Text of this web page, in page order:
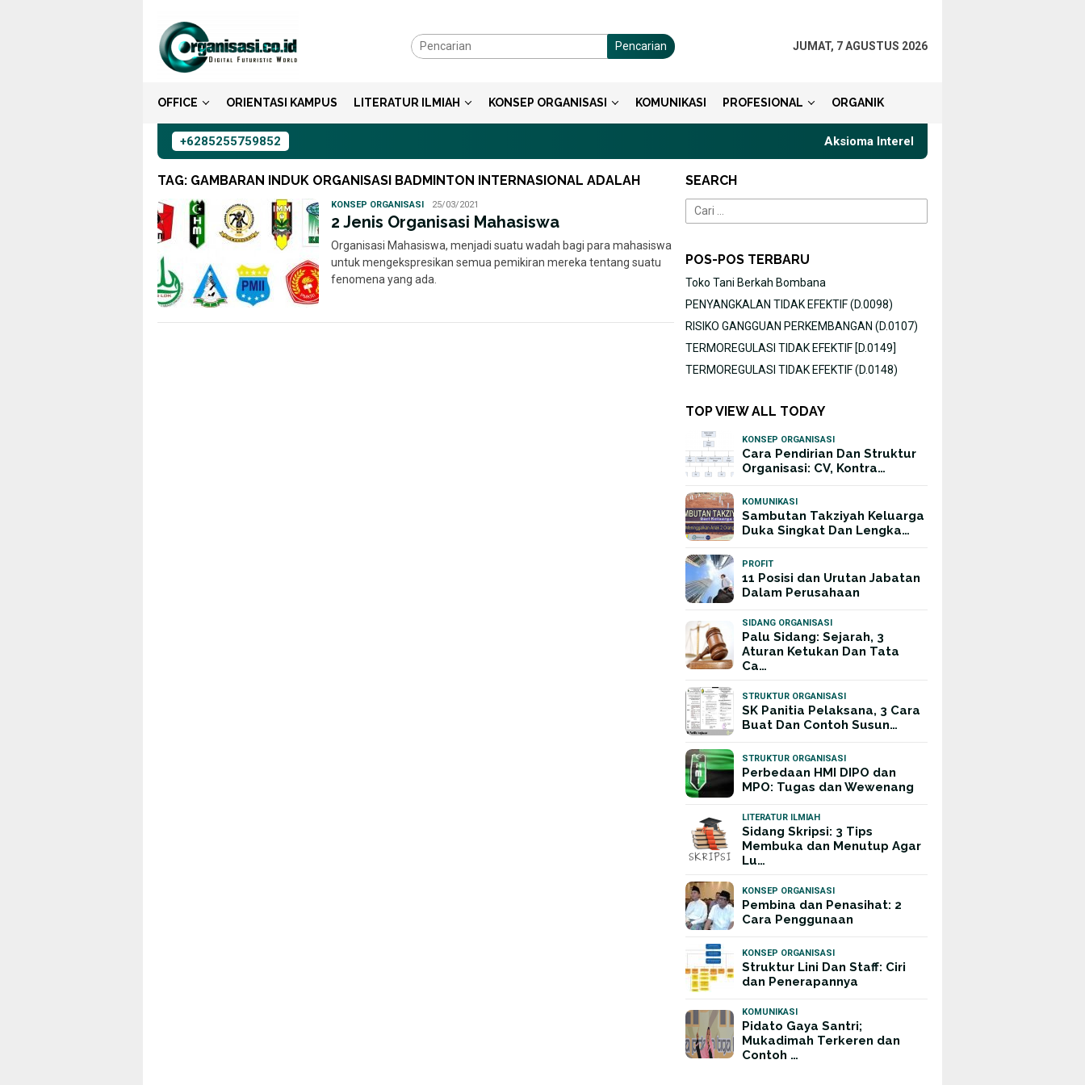
konten
Pencarian JUMAT, 7 AGUSTUS 2026
OFFICE ORIENTASI KAMPUS LITERATUR ILMIAH KONSEP ORGANISASI KOMUNIKASI PROFESIONAL ORGANIK
+6285255759852 Aksioma Interelasi, Belajar Privat Gaya
TAG: GAMBARAN INDUK ORGANISASI BADMINTON INTERNASIONAL ADALAH
KONSEP ORGANISASIAyu25/03/2021
2 Jenis Organisasi Mahasiswa
Organisasi Mahasiswa, menjadi suatu wadah bagi para mahasiswa
untuk mengekspresikan semua pemikiran mereka tentang suatu
fenomena yang ada.
SEARCH
Cari
untuk:
POS-POS TERBARU
Toko Tani Berkah Bombana
PENYANGKALAN TIDAK EFEKTIF (D.0098)
RISIKO GANGGUAN PERKEMBANGAN (D.0107)
TERMOREGULASI TIDAK EFEKTIF [D.0149]
TERMOREGULASI TIDAK EFEKTIF (D.0148)
TOP VIEW ALL TODAY
KONSEP ORGANISASI
Cara Pendirian Dan Struktur
Organisasi: CV, Kontra…
KOMUNIKASI
Sambutan Takziyah Keluarga
Duka Singkat Dan Lengka…
PROFIT
11 Posisi dan Urutan Jabatan
Dalam Perusahaan
SIDANG ORGANISASI
Palu Sidang: Sejarah, 3
Aturan Ketukan Dan Tata
Ca…
STRUKTUR ORGANISASI
SK Panitia Pelaksana, 3 Cara
Buat Dan Contoh Susun…
STRUKTUR ORGANISASI
Perbedaan HMI DIPO dan
MPO: Tugas dan Wewenang
LITERATUR ILMIAH
Sidang Skripsi: 3 Tips
Membuka dan Menutup Agar
Lu…
KONSEP ORGANISASI
Pembina dan Penasihat: 2
Cara Penggunaan
KONSEP ORGANISASI
Struktur Lini Dan Staff: Ciri
dan Penerapannya
KOMUNIKASI
Pidato Gaya Santri;
Mukadimah Terkeren dan
Contoh …